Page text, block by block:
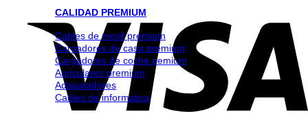
CALIDAD PREMIUM
Cables de movil premium
Cargadores de casa premium
Cargadores de coche pemium
Auriculares premium
Adapatadores
Cables de informatica